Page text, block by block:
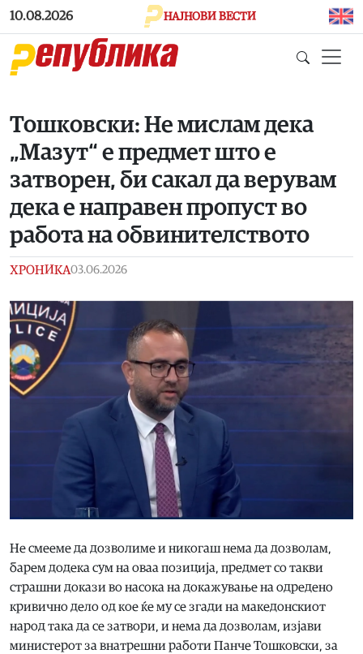
Skip to main content
10.08.2026 НАЈНОВИ ВЕСТИ
Тошковски: Не мислам дека
„Мазут“ е предмет што е
затворен, би сакал да верувам
дека е направен пропуст во
работа на обвинителството
ХРОНИКА03.06.2026
Не смееме да дозволиме и никогаш нема да дозволам,
барем додека сум на оваа позиција, предмет со такви
страшни докази во насока на докажување на одредeно
кривично дело од кое ќе му се згади на македонскиот
народ така да се затвори, и нема да дозволам, изјави
министерот за внатрешни работи Панче Тошковски, за